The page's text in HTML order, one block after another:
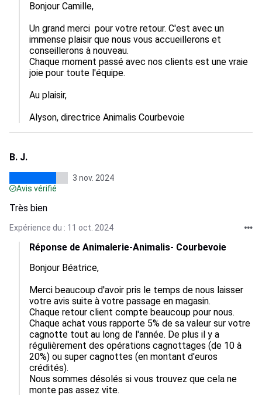
Bonjour Camille,
Un grand merci  pour votre retour. C'est avec un
immense plaisir que nous vous accueillerons et
conseillerons à nouveau.
Chaque moment passé avec nos clients est une vraie
joie pour toute l'équipe.
Au plaisir,
Alyson, directrice Animalis Courbevoie
B. J.
3 nov. 2024
Avis vérifié
Très bien
Expérience du : 11 oct. 2024
Réponse de Animalerie-Animalis- Courbevoie
Bonjour Béatrice,
Merci beaucoup d'avoir pris le temps de nous laisser
votre avis suite à votre passage en magasin.
Chaque retour client compte beaucoup pour nous.
Chaque achat vous rapporte 5% de sa valeur sur votre
cagnotte tout au long de l'année. De plus il y a
régulièrement des opérations cagnottages (de 10 à
20%) ou super cagnottes (en montant d'euros
crédités).
Nous sommes désolés si vous trouvez que cela ne
monte pas assez vite.